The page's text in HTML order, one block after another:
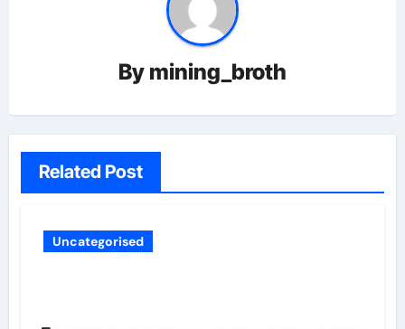
By mining_broth
Related Post
Uncategorised